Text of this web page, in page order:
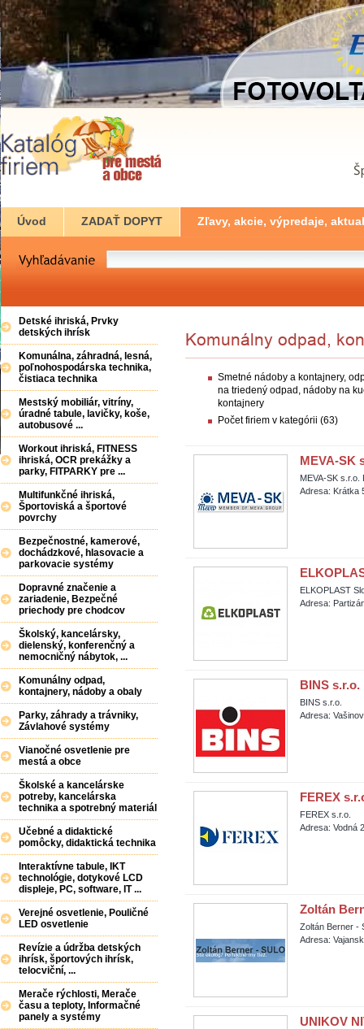
Úvod ZADAŤ DOPYT Zľavy, akcie, výpredaje,
Detské ihriská, Prvky
detských ihrísk
Komunálna, záhradná, lesná,
poľnohospodárska technika,
čistiaca technika
Mestský mobiliár, vitríny,
úradné tabule, lavičky, koše,
autobusové ...
Workout ihriská, FITNESS
ihriská, OCR prekážky a
parky, FITPARKY pre ...
Multifunkčné ihriská,
Športoviská a športové
povrchy
Bezpečnostné, kamerové,
dochádzkové, hlasovacie a
parkovacie systémy
Dopravné značenie a
zariadenie, Bezpečné
priechody pre chodcov
Školský, kancelársky,
dielenský, konferenčný a
nemocničný nábytok, ...
Komunálny odpad,
kontajnery, nádoby a obaly
Parky, záhrady a trávniky,
Závlahové systémy
Vianočné osvetlenie pre
mestá a obce
Školské a kancelárske
potreby, kancelárska
technika a spotrebný materiál
Učebné a didaktické
pomôcky, didaktická technika
Interaktívne tabule, IKT
technológie, dotykové LCD
displeje, PC, software, IT ...
Verejné osvetlenie, Pouličné
LED osvetlenie
Revízie a údržba detských
ihrísk, športových ihrísk,
telocviční, ...
Merače rýchlosti, Merače
času a teploty, Informačné
panely a systémy
Smetné nádoby a kontajnery,
na triedený odpad, nádoby na
kontajnery
Počet firiem v kategórii (63)
MEVA-SK
MEVA-SK s.r.o.
Adresa: Krátka
ELKOPLAST
Adresa:
BINS s.r.o.
BINS s.r.o.
Adresa:
FEREX
FEREX s.r.o.
Adresa: Vodná
Zoltán
Zoltán Berner -
Adresa:
UNIKOV